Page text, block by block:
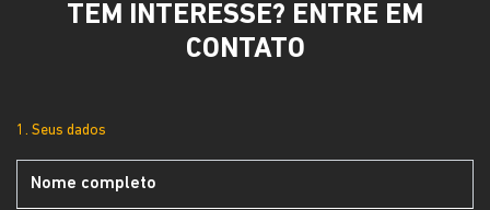
TEM INTERESSE? ENTRE EM
CONTATO
1. Seus dados